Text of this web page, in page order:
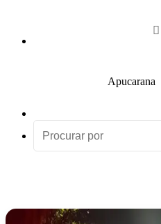
Apucarana
aleatório